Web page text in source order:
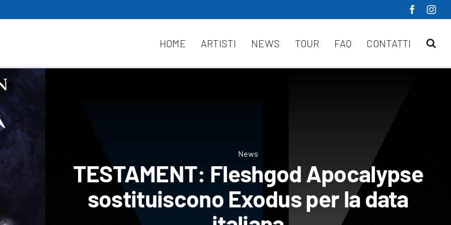
HOME ARTISTI NEWS TOUR FAQ CONTATTI
News
TESTAMENT: Fleshgod Apocalypse
sostituiscono Exodus per la data